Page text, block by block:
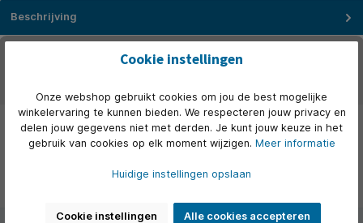
Beschrijving
Cookie instellingen
Onze webshop gebruikt cookies om jou de best mogelijke
winkelervaring te kunnen bieden. We respecteren jouw privacy en
delen jouw gegevens niet met derden. Je kunt jouw keuze in het
gebruik van cookies op elk moment wijzigen. Meer informatie
Huidige instellingen opslaan
Cookie instellingen Alle cookies accepteren